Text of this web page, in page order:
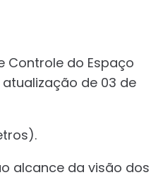
Controle do Espaço
atualização de 03 de
alcance da visão dos